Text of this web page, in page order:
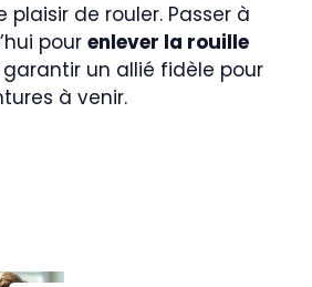
plaisir de rouler. Passer à
pour enlever la rouille
garantir un allié fidèle pour
à venir.